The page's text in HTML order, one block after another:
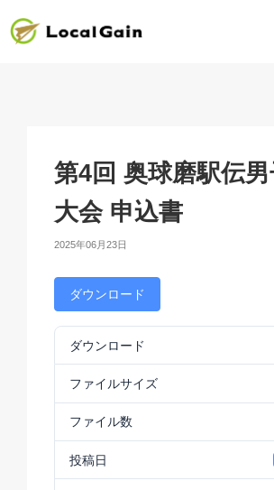
第4回 奥球磨駅伝
大会 申込書
2025年06月23日
ダウンロード
ダウンロード
ファイルサイズ
ファイル数
投稿日